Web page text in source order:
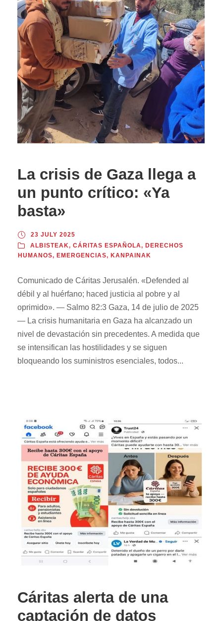
La crisis de Gaza llega a
un punto crítico: «Ya
basta»
23 JULY 2025
ALBISTEAK, CÁRITAS ESPAÑOLA, DERECHOS
HUMANOS, EMERGENCIAS, KANPAINAK
Comunicado de Cáritas Jerusalén. «Defended al
débil y al huérfano; haced justicia al pobre y al
oprimido». — Salmo 82:3 Gaza, 14 de julio de 2025
— La crisis humanitaria en Gaza ha alcanzado un
nivel de devastación sin precedentes. A medida que
se intensifican las hostilidades y se siguen
bloqueando los suministros esenciales, todos...
Cáritas alerta de una
captación de datos